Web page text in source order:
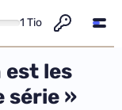
1 Tio
est les
série »